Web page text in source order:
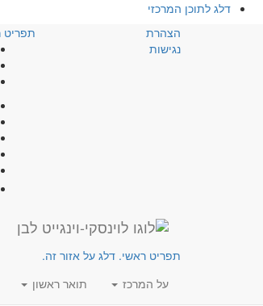
דלג לתוכן המרכזי
הצהרת
נגישות
תפריט
תפריט ראשי. דלג על אזור זה.
על המרכז
תואר ראשון